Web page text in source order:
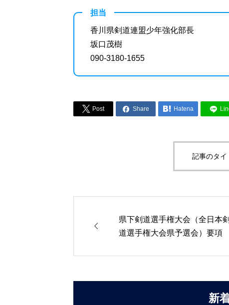
担当
香川県剣道連盟少年強化部長
坂口茂樹
090-3180-1655
 Post  Share  Hatena
記事のタイ

県下剣道選手権大会（全日本剣
道選手権大会県予選会）要項
新